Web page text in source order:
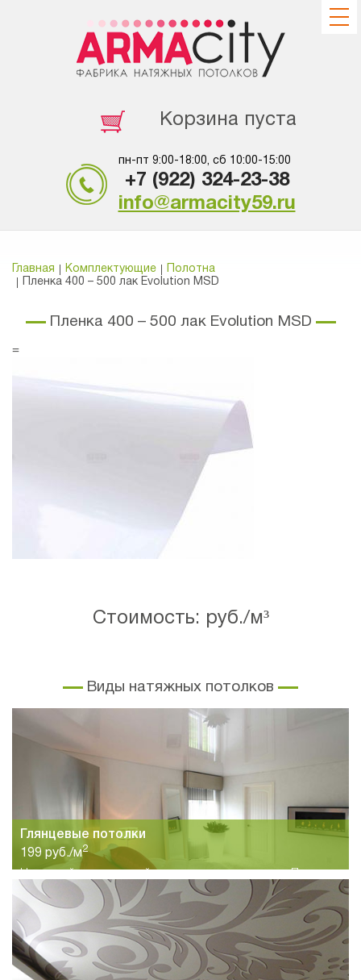
Корзина пуста
пн-пт 9:00-18:00, сб 10:00-15:00
+7 (922) 324-23-38
info@armacity59.ru
Главная Комплектующие
Полотна
Пленка 400 – 500 лак Evolution MSD
Пленка 400 – 500 лак Evolution MSD
=
Стоимость: руб./м³
Виды натяжных потолков
Глянцевые потолки
199 руб./м2
Большой выбор цветов и высокое качество по
привлекательной цене..